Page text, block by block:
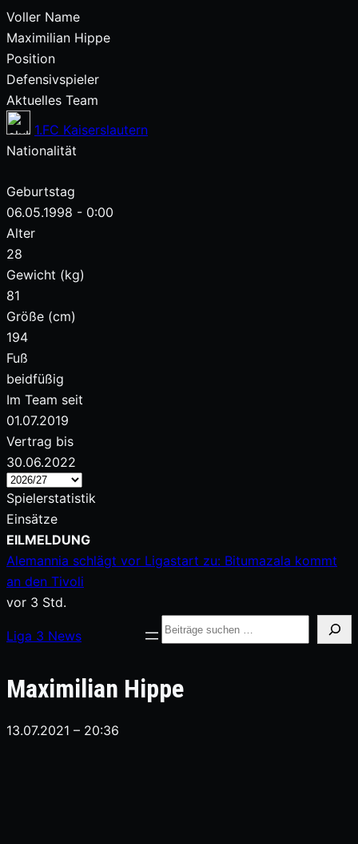
Voller Name
Maximilian Hippe
Position
Defensivspieler
Aktuelles Team
1.FC Kaiserslautern
Nationalität
Geburtstag
06.05.1998 - 0:00
Alter
28
Gewicht (kg)
81
Größe (cm)
194
Fuß
beidfüßig
Im Team seit
01.07.2019
Vertrag bis
30.06.2022
Spielerstatistik
Einsätze
Zum
Inhalt
springen
EILMELDUNG
Alemannia schlägt vor Ligastart zu: Bitumazala kommt
an den Tivoli
vor 3 Std.
Liga 3 News
Suche
Maximilian Hippe
13.07.2021 – 20:36